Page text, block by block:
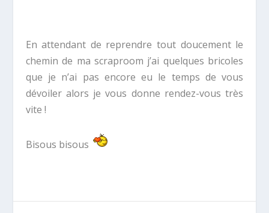
En attendant de reprendre tout doucement le
chemin de ma scraproom j’ai quelques bricoles
que je n’ai pas encore eu le temps de vous
dévoiler alors je vous donne rendez-vous très
vite !
Bisous bisous